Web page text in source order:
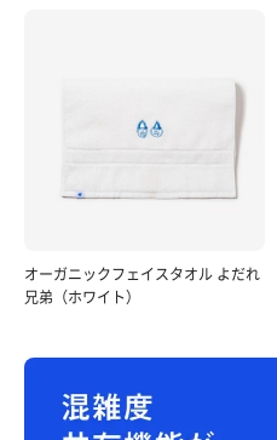
オーガニックフェイスタオル よだれ
兄弟（ホワイト）